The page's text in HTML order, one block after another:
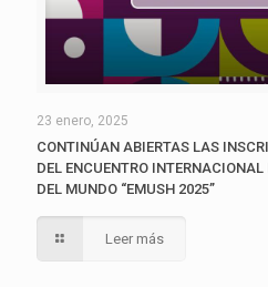
23 enero, 2025
CONTINÚAN ABIERTAS LAS
DEL ENCUENTRO
DEL MUNDO “EMUSH 2025”
Leer más